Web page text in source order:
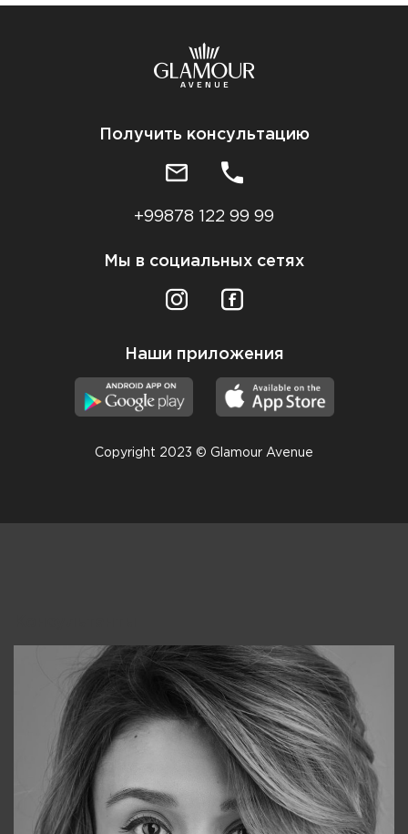
Получить консультацию
+99878 122 99 99
Мы в социальных сетях
Наши приложения
Copyright 2023 © Glamour Avenue